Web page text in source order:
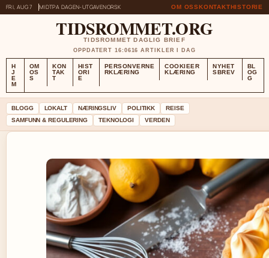
FRI, AUG 7 MIDTPA DAGEN-UTGAVENORSK OM OSSKONTAKTHISTORIE
TIDSROMMET.ORG
TIDSROMMET DAGLIG BRIEF
OPPDATERT 16:0616 ARTIKLER I DAG
H
J
E
M
OM
OS
S
KON
TAK
T
HIST
ORI
E
PERSONVERNE
RKLÆRING
COOKIEER
KLÆRING
NYHET
SBREV
BL
OG
G
BLOGG LOKALT NÆRINGSLIV POLITIKK
REISE
SAMFUNN & REGULERING
TEKNOLOGI VERDEN